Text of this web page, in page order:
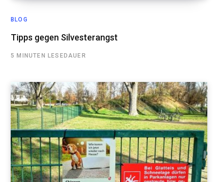
BLOG
Tipps gegen Silvesterangst
5 MINUTEN LESEDAUER